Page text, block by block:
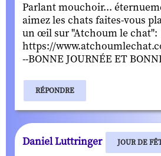
Parlant mouchoir...
aimez les chats faites-vous
un œil sur "Atchoum le chat":
https://
--BONNE JOURNÉE ET
RÉPONDRE
Daniel Luttringer JOUR DE